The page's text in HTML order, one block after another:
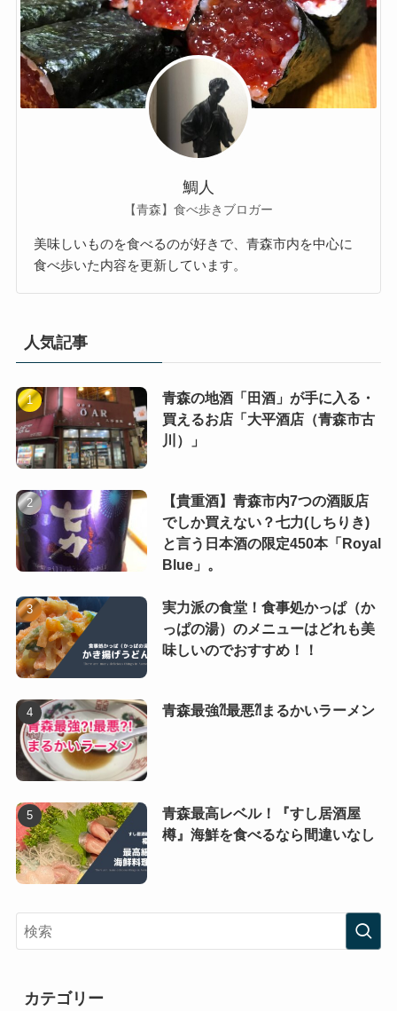
鯛人
【青森】食べ歩きブロガー
美味しいものを食べるのが好きで、青森市内を中心に
食べ歩いた内容を更新しています。
人気記事
青森の地酒「田酒」が手に入る・
買えるお店「大平酒店（青森市古
川）」
【貴重酒】青森市内7つの酒販店
でしか買えない？七力(しちりき)
と言う日本酒の限定450本「Royal
Blue」。
実力派の食堂！食事処かっぱ（か
っぱの湯）のメニューはどれも美
味しいのでおすすめ！！
青森最強⁈最悪⁈まるかいラーメン
青森最高レベル！『すし居酒屋
樽』海鮮を食べるなら間違いなし
カテゴリー